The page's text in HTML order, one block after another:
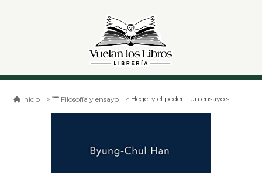
Inicio Filosofía y ensayo Hegel y el poder - un ensayo sobre la amabilidad